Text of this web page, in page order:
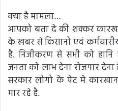
क्या है मामला…
आपको बता दे की शक्कर
के खबर से किसानो एवं
है. निजीकरण से सभी को हानि
जनता को लाभ देना रोजगार
सरकार लोगो के पेट मे
मार रहे है.